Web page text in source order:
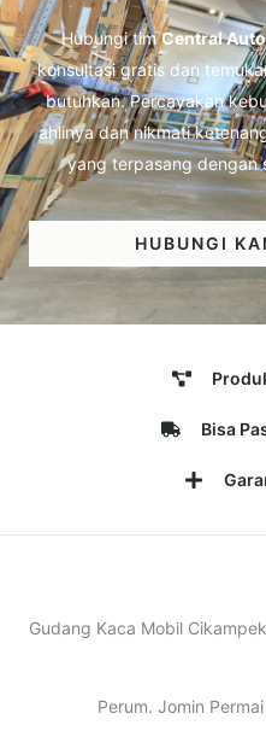
Hubungi timCentral
konsultasi gratis dan
butuhkan. Percayakan
ahlinya dan nikmati
yang terpasang dengan
HUBUNGI
Bisa
Gudang Kaca Mobil Cikampek
Perum. Jomin